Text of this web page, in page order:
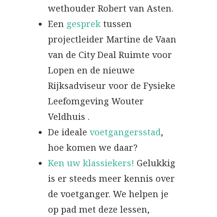
wethouder Robert van Asten.
Een gesprek tussen
projectleider Martine de Vaan
van de City Deal Ruimte voor
Lopen en de nieuwe
Rijksadviseur voor de Fysieke
Leefomgeving Wouter
Veldhuis .
De ideale voetgangersstad,
hoe komen we daar?
Ken uw klassiekers! Gelukkig
is er steeds meer kennis over
de voetganger. We helpen je
op pad met deze lessen,